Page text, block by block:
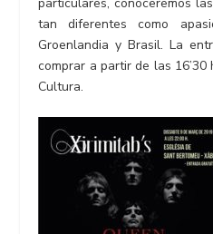
tan diferentes como
Groenlandia y Brasil. La
comprar a partir de las
Cultura.